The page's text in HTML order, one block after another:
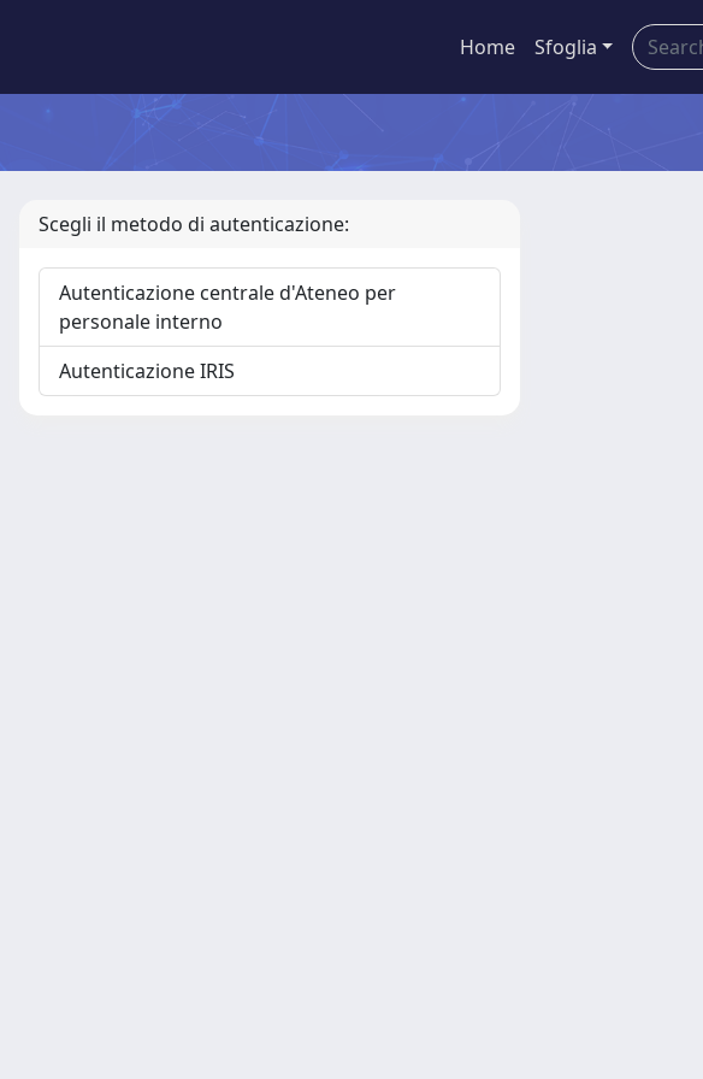
Home Sfoglia
Scegli il metodo di autenticazione:
Autenticazione centrale d'Ateneo per
personale interno
Autenticazione IRIS